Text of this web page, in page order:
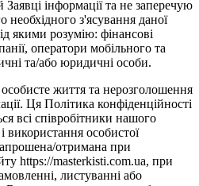
Заявці інформації та не заперечую
з'ясування даної
якими розумію: фінансові
оператори мобільного та
та/або юридичні особи.
життя та нерозголошення
Ця Політика конфіденційності
всі співробітники нашого
використання особистої
отримана при
https://masterkisti.com.ua, при
листуванні або